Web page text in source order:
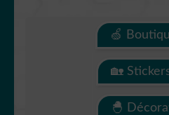
🍏
🏡
🐣